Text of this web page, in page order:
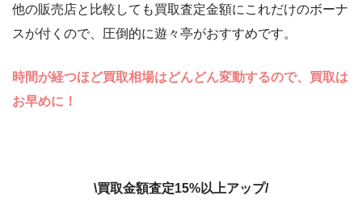
他の販売店と比較しても買取査定金額にこれだけのボーナ
スが付くので、圧倒的に遊々亭がおすすめです。
時間が経つほど買取相場はどんどん変動するので、買取は
お早めに！
\買取金額査定15%以上アップ/